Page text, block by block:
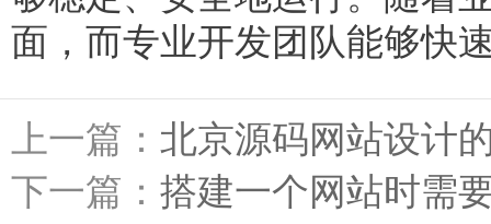
面，而专业开发团队能够快
上一篇： 北京源码网站设计
下一篇： 搭建一个网站时需